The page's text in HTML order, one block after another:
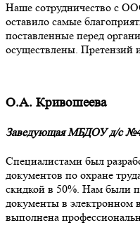
Наше сотрудничество с
оставило самые
поставленные перед
осуществлены. Претензий
О.А. Кривошеева
Заведующая МБДОУ д/с
Специалистами был
документов по охране
скидкой в 50%. Нам были
документы в электронном
выполнена